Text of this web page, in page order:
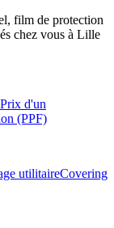
film de protection
chez vous à Lille
Prix d'un
(PPF)
utilitaireCovering